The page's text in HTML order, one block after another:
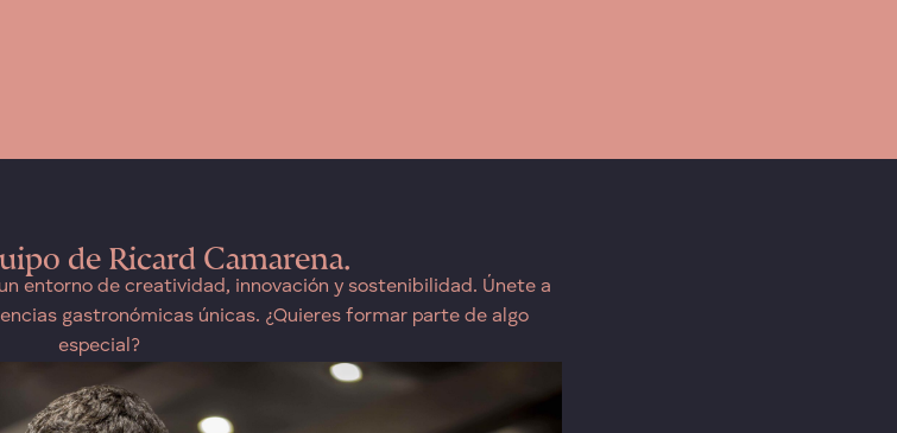
de Ricard Camarena.
entorno de creatividad, innovación y sostenibilidad. Únete a
gastronómicas únicas. ¿Quieres formar parte de algo
especial?